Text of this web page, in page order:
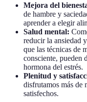
Mejora del
de hambre y
aprender a elegir
Salud mental:
reducir la ansiedad
que las técnicas de
consciente, pueden
hormona del estrés.
Plenitud y
disfrutamos más de
satisfechos.